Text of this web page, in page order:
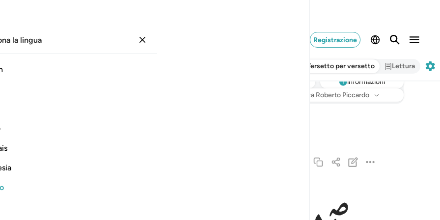
Registrazione
la lingua
Versetto per versetto Lettura
audio, significato parola per parola e traslitterazione.
informazioni
: Hamza Roberto Piccardo
وَٱلصَّـٰٓفَّـٰتِ صَفًّۭا ١